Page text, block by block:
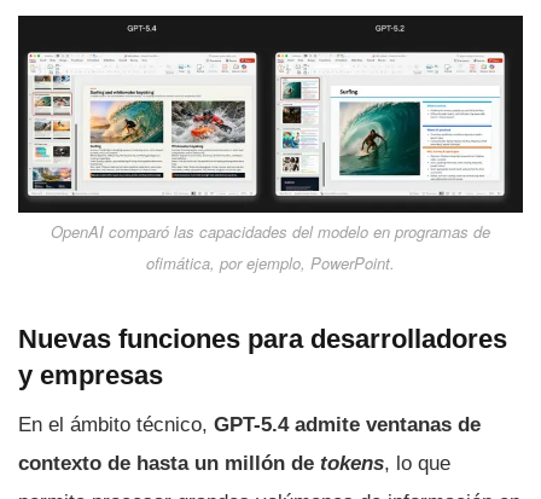
OpenAI comparó las capacidades del modelo en programas de
ofimática, por ejemplo, PowerPoint.
Nuevas funciones para desarrolladores
y empresas
En el ámbito técnico, GPT-5.4 admite ventanas de
contexto de hasta un millón de tokens, lo que